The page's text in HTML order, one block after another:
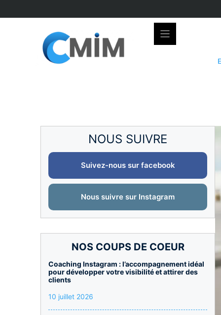
to
NOUS SUIVRE
Suivez-nous sur facebook
Nous suivre sur Instagram
NOS COUPS DE COEUR
Coaching Instagram : l’accompagnement idéal
pour développer votre visibilité et attirer des
clients
10 juillet 2026